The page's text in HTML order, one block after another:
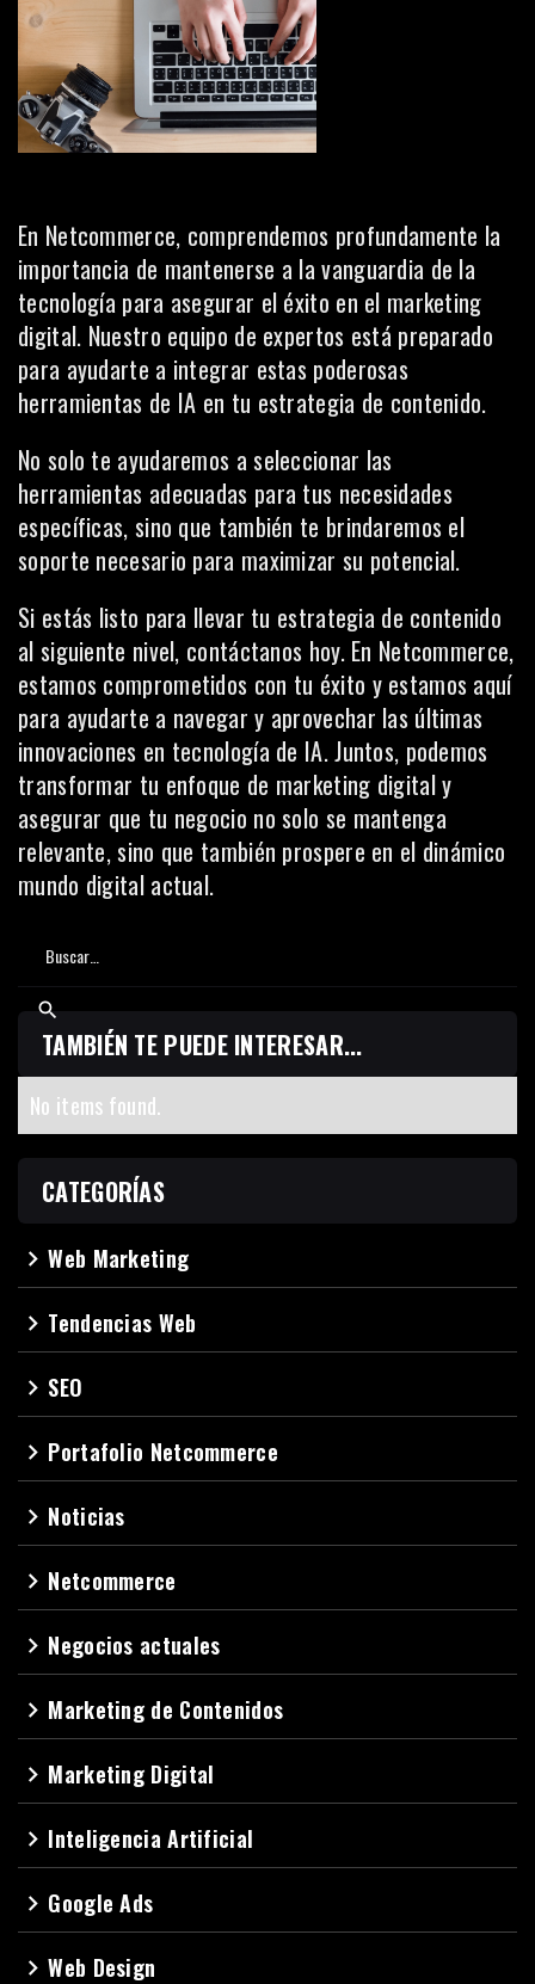
En Netcommerce, comprendemos profundamente la
importancia de mantenerse a la vanguardia de la
tecnología para asegurar el éxito en el marketing
digital. Nuestro equipo de expertos está preparado
para ayudarte a integrar estas poderosas
herramientas de IA en tu estrategia de contenido.
No solo te ayudaremos a seleccionar las
herramientas adecuadas para tus necesidades
específicas, sino que también te brindaremos el
soporte necesario para maximizar su potencial.
Si estás listo para llevar tu estrategia de contenido
al siguiente nivel, contáctanos hoy. En Netcommerce,
estamos comprometidos con tu éxito y estamos aquí
para ayudarte a navegar y aprovechar las últimas
innovaciones en tecnología de IA. Juntos, podemos
transformar tu enfoque de marketing digital y
asegurar que tu negocio no solo se mantenga
relevante, sino que también prospere en el dinámico
mundo digital actual.
TAMBIÉN TE PUEDE INTERESAR...
No items found.
CATEGORÍAS
navigate_nextWeb Marketing
navigate_next Tendencias Web
navigate_next SEO
navigate_next Portafolio Netcommerce
navigate_next Noticias
navigate_next Netcommerce
navigate_next Negocios actuales
navigate_next Marketing de Contenidos
navigate_next Marketing Digital
navigate_next Inteligencia Artificial
navigate_next Google Ads
navigate_nextWeb Design